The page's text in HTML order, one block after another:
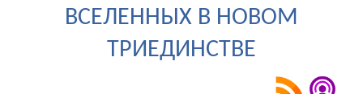
ВСЕЛЕННЫХ В НОВОМ
ТРИЕДИНСТВЕ